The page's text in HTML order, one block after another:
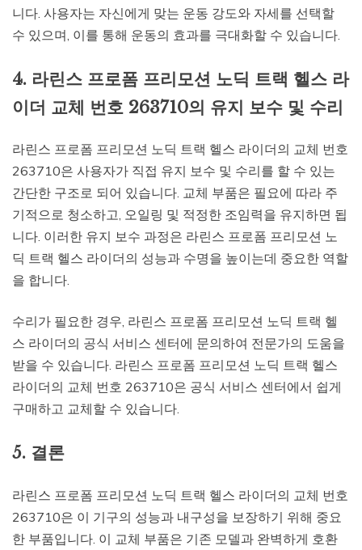
니다. 사용자는 자신에게 맞는 운동 강도와 자세를 선택할
수 있으며, 이를 통해 운동의 효과를 극대화할 수 있습니다.
4. 라린스 프로폼 프리모션 노딕 트랙 헬스 라
이더 교체 번호 263710의 유지 보수 및 수리
라린스 프로폼 프리모션 노딕 트랙 헬스 라이더의 교체 번호
263710은 사용자가 직접 유지 보수 및 수리를 할 수 있는
간단한 구조로 되어 있습니다. 교체 부품은 필요에 따라 주
기적으로 청소하고, 오일링 및 적정한 조임력을 유지하면 됩
니다. 이러한 유지 보수 과정은 라린스 프로폼 프리모션 노
딕 트랙 헬스 라이더의 성능과 수명을 높이는데 중요한 역할
을 합니다.
수리가 필요한 경우, 라린스 프로폼 프리모션 노딕 트랙 헬
스 라이더의 공식 서비스 센터에 문의하여 전문가의 도움을
받을 수 있습니다. 라린스 프로폼 프리모션 노딕 트랙 헬스
라이더의 교체 번호 263710은 공식 서비스 센터에서 쉽게
구매하고 교체할 수 있습니다.
5. 결론
라린스 프로폼 프리모션 노딕 트랙 헬스 라이더의 교체 번호
263710은 이 기구의 성능과 내구성을 보장하기 위해 중요
한 부품입니다. 이 교체 부품은 기존 모델과 완벽하게 호환